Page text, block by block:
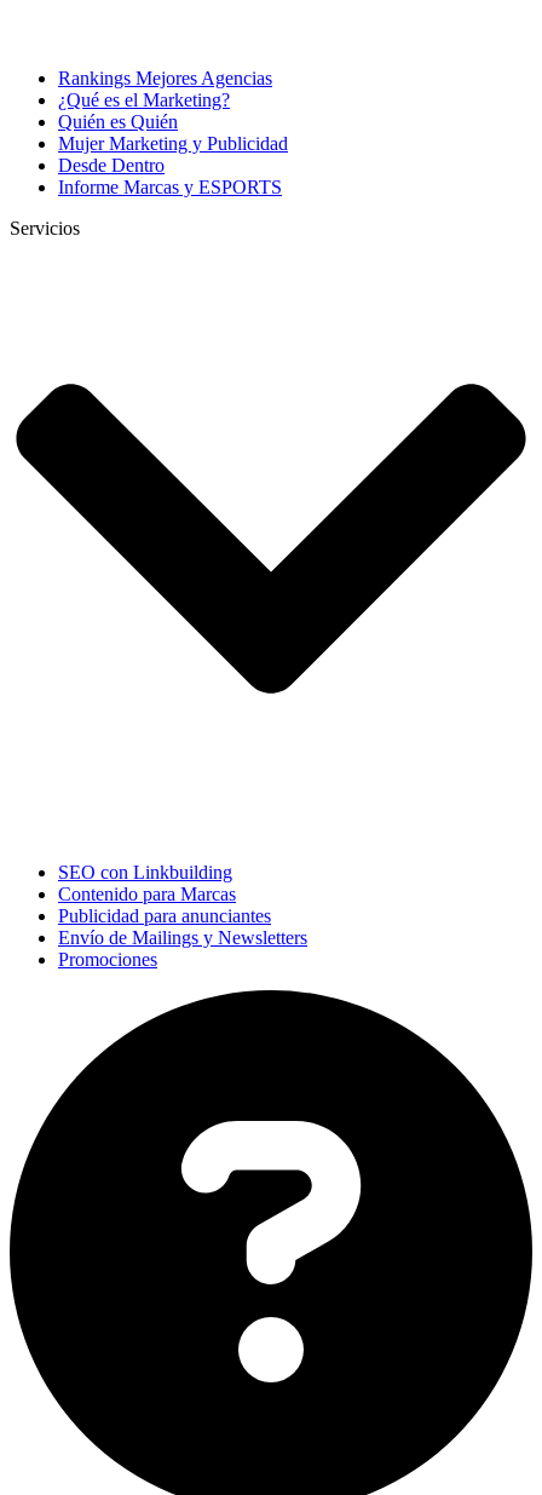
Rankings Mejores Agencias
¿Qué es el Marketing?
Quién es Quién
Mujer Marketing y Publicidad
Desde Dentro
Informe Marcas y ESPORTS
Servicios
SEO con Linkbuilding
Contenido para Marcas
Publicidad para anunciantes
Envío de Mailings y Newsletters
Promociones